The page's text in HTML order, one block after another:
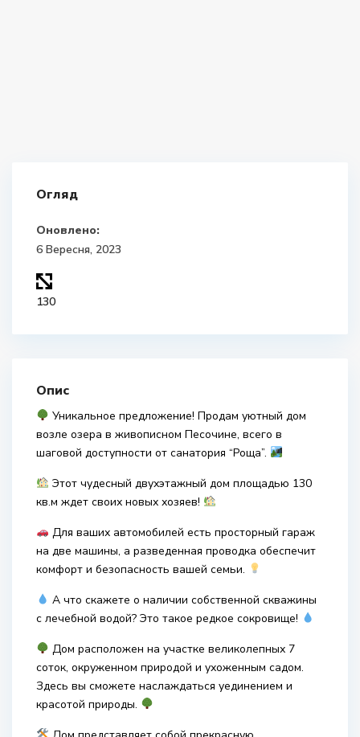
Огляд
Оновлено:
6 Вересня, 2023
130
Опис
Уникальное предложение! Продам уютный дом
возле озера в живописном Песочине, всего в
шаговой доступности от санатория “Роща”.
Этот чудесный двухэтажный дом площадью 130
кв.м ждет своих новых хозяев!
Для ваших автомобилей есть просторный гараж
на две машины, а разведенная проводка обеспечит
комфорт и безопасность вашей семьи.
А что скажете о наличии собственной скважины
с лечебной водой? Это такое редкое сокровище!
Дом расположен на участке великолепных 7
соток, окруженном природой и ухоженным садом.
Здесь вы сможете наслаждаться уединением и
красотой природы.